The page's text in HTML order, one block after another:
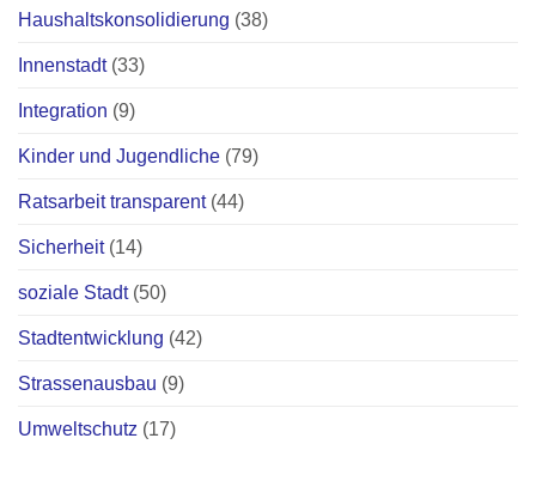
Haushaltskonsolidierung (38)
Innenstadt(33)
Integration (9)
Kinder und Jugendliche (79)
Ratsarbeit transparent(44)
Sicherheit(14)
soziale Stadt(50)
Stadtentwicklung (42)
Strassenausbau (9)
Umweltschutz (17)